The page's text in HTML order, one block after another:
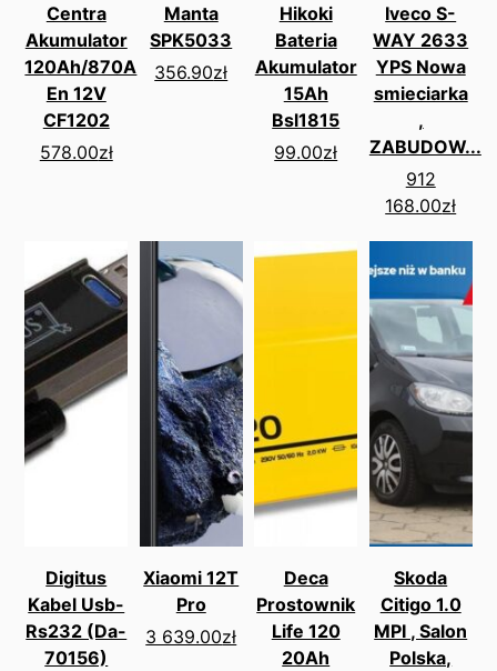
Centra
Akumulator
120Ah/870A
En 12V
CF1202
578.00zł
Manta
SPK5033
356.90zł
Hikoki
Bateria
Akumulator
15Ah
Bsl1815
99.00zł
Iveco S-
WAY 2633
YPS Nowa
smieciarka
,
ZABUDOW...
912
168.00zł
Digitus
Kabel Usb-
Rs232 (Da-
70156)
Xiaomi 12T
Pro
3 639.00zł
Deca
Prostownik
Life 120
20Ah
Skoda
Citigo 1.0
MPI , Salon
Polska,